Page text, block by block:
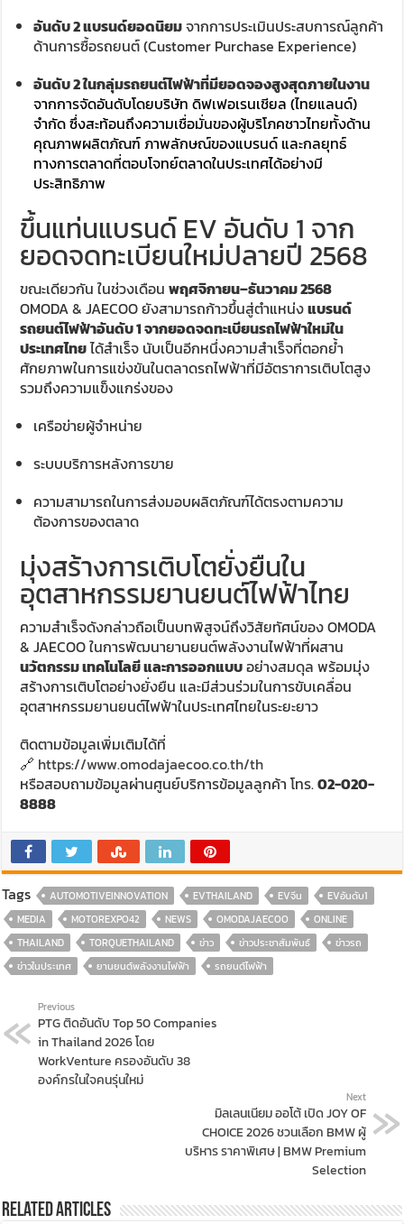
อันดับ 2 แบรนด์ยอดนิยมจากการประเมินประสบการณ์ลูกค้า
ด้านการซื้อรถยนต์ (Customer Purchase Experience)
อันดับ 2 ในกลุ่มรถยนต์ไฟฟ้าที่มียอดจองสูงสุดภายในงาน
จากการจัดอันดับโดยบริษัท ดิฟเฟอเรนเชียล (ไทยแลนด์)
จำกัด ซึ่งสะท้อนถึงความเชื่อมั่นของผู้บริโภคชาวไทยทั้งด้าน
คุณภาพผลิตภัณฑ์ ภาพลักษณ์ของแบรนด์ และกลยุทธ์
ทางการตลาดที่ตอบโจทย์ตลาดในประเทศได้อย่างมี
ประสิทธิภาพ
ขึ้นแท่นแบรนด์ EV อันดับ 1 จาก
ยอดจดทะเบียนใหม่ปลายปี 2568
ขณะเดียวกัน ในช่วงเดือนพฤศจิกายน–ธันวาคม 2568
OMODA & JAECOO ยังสามารถก้าวขึ้นสู่ตำแหน่งแบรนด์
รถยนต์ไฟฟ้าอันดับ 1 จากยอดจดทะเบียนรถไฟฟ้าใหม่ใน
ประเทศไทยได้สำเร็จ นับเป็นอีกหนึ่งความสำเร็จที่ตอกย้ำ
ศักยภาพในการแข่งขันในตลาดรถไฟฟ้าที่มีอัตราการเติบโตสูง
รวมถึงความแข็งแกร่งของ
เครือข่ายผู้จำหน่าย
ระบบบริการหลังการขาย
ความสามารถในการส่งมอบผลิตภัณฑ์ได้ตรงตามความ
ต้องการของตลาด
มุ่งสร้างการเติบโตยั่งยืนใน
อุตสาหกรรมยานยนต์ไฟฟ้าไทย
ความสำเร็จดังกล่าวถือเป็นบทพิสูจน์ถึงวิสัยทัศน์ของ OMODA
& JAECOO ในการพัฒนายานยนต์พลังงานไฟฟ้าที่ผสาน
นวัตกรรม เทคโนโลยี และการออกแบบอย่างสมดุล พร้อมมุ่ง
สร้างการเติบโตอย่างยั่งยืน และมีส่วนร่วมในการขับเคลื่อน
อุตสาหกรรมยานยนต์ไฟฟ้าในประเทศไทยในระยะยาว
ติดตามข้อมูลเพิ่มเติมได้ที่
🔗 https://www.omodajaecoo.co.th/th
หรือสอบถามข้อมูลผ่านศูนย์บริการข้อมูลลูกค้า โทร.02-020-
8888
Tags AUTOMOTIVEINNOVATION EVTHAILAND EVจีน
EVอันดับ1
MEDIA
MOTOREXPO42 NEWS OMODAJAECOO
ONLINE
THAILAND
TORQUETHAILAND ข่าว ข่าวประชาสัมพันธ์
ข่าวรถ
ข่าวในประเทศ
ยานยนต์พลังงานไฟฟ้า รถยนต์ไฟฟ้า
Previous
PTG ติดอันดับ Top 50 Companies
in Thailand 2026 โดย
WorkVenture ครองอันดับ 38
องค์กรในใจคนรุ่นใหม่
Next
มิลเลนเนียม ออโต้ เปิด JOY OF
CHOICE 2026 ชวนเลือก BMW ผู้
บริหาร ราคาพิเศษ | BMW Premium
Selection
Related Articles